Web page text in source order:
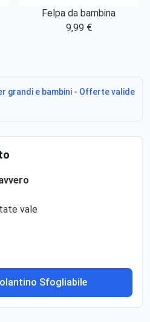
Felpa da bambina
9,99 €
grandi e bambini - Offerte valide
Sfogliabile